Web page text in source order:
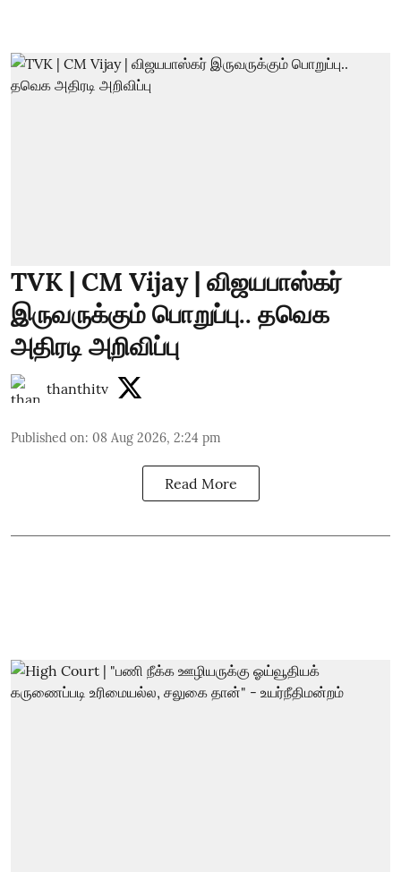
TVK | CM Vijay | விஜயபாஸ்கர்
இருவருக்கும் பொறுப்பு.. தவெக
அதிரடி அறிவிப்பு
thanthitv
Published on: 08 Aug 2026, 2:24 pm
Read More